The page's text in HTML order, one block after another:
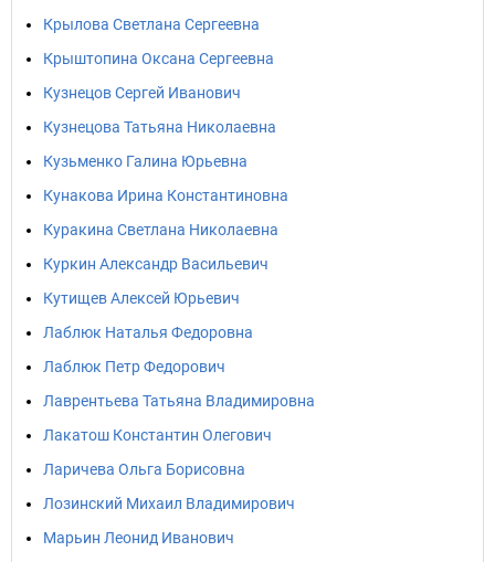
Крылова Светлана Сергеевна
Крыштопина Оксана Сергеевна
Кузнецов Сергей Иванович
Кузнецова Татьяна Николаевна
Кузьменко Галина Юрьевна
Кунакова Ирина Константиновна
Куракина Светлана Николаевна
Куркин Александр Васильевич
Кутищев Алексей Юрьевич
Лаблюк Наталья Федоровна
Лаблюк Петр Федорович
Лаврентьева Татьяна Владимировна
Лакатош Константин Олегович
Ларичева Ольга Борисовна
Лозинский Михаил Владимирович
Марьин Леонид Иванович